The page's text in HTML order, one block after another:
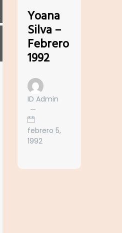
Yoana
Silva –
Febrero
1992
ID Admin
febrero 5,
1992